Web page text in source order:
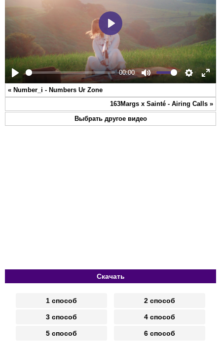
Play
00:00
Mute Settings
Play
« Number_i - Numbers Ur Zone
163Margs x Sainté - Airing Calls »
Выбрать другое видео
Скачать
1 способ 2 способ
3 способ 4 способ
5 способ 6 способ